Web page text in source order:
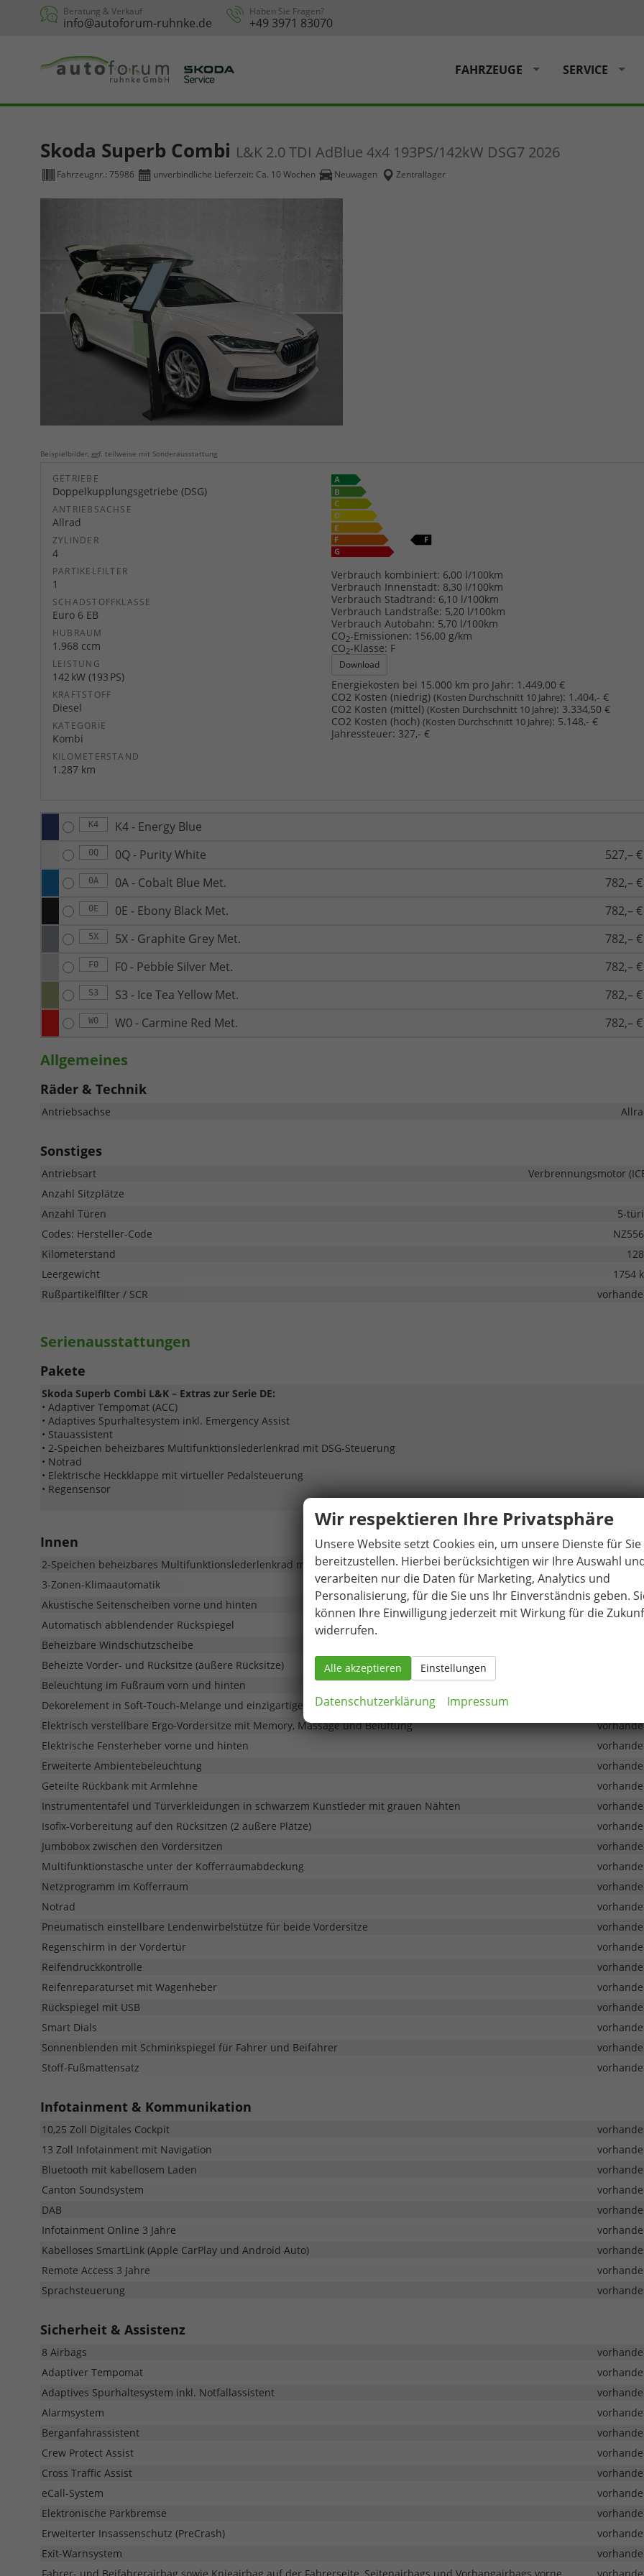
Beratung & Verkauf
info@autoforum-ruhnke.de
Haben Sie Fragen?
+49 3971 83070
FAHRZEUGE SERVICE
Skoda Superb Combi L&K 2.0 TDI AdBlue 4x4 193PS/142kW DSG7 2026
Fahrzeugnr.: 75986 unverbindliche Lieferzeit: Ca. 10 Wochen Neuwagen Zentrallager
Beispielbilder, ggf. teilweise mit Sonderausstattung
GETRIEBE
Doppelkupplungsgetriebe (DSG)
ANTRIEBSACHSE
Allrad
ZYLINDER
4
PARTIKELFILTER
1
SCHADSTOFFKLASSE
Euro 6 EB
HUBRAUM
1.968 ccm
LEISTUNG
142 kW (193 PS)
KRAFTSTOFF
Diesel
KATEGORIE
Kombi
KILOMETERSTAND
1.287 km
Verbrauch kombiniert: 6,00 l/100km
Verbrauch Innenstadt: 8,30 l/100km
Verbrauch Stadtrand: 6,10 l/100km
Verbrauch Landstraße: 5,20 l/100km
Verbrauch Autobahn: 5,70 l/100km
CO2-Emissionen: 156,00 g/km
CO2-Klasse: F
Download
Energiekosten bei 15.000 km pro Jahr: 1.449,00 €
CO2 Kosten (niedrig) (Kosten Durchschnitt 10 Jahre): 1.404,- €
CO2 Kosten (mittel) (Kosten Durchschnitt 10 Jahre): 3.334,50 €
CO2 Kosten (hoch) (Kosten Durchschnitt 10 Jahre): 5.148,- €
Jahressteuer: 327,- €
K4 K4 - Energy Blue
0Q 0Q - Purity White 527,– €
0A 0A - Cobalt Blue Met. 782,– €
0E 0E - Ebony Black Met. 782,– €
5X 5X - Graphite Grey Met. 782,– €
F0 F0 - Pebble Silver Met. 782,– €
S3 S3 - Ice Tea Yellow Met. 782,– €
W0 W0 - Carmine Red Met. 782,– €
Allgemeines
Räder & Technik
Antriebsachse
Sonstiges
Antriebsart
Verbrennungsmotor
Anzahl Sitzplätze
Anzahl Türen
5-
Codes: Hersteller-Code
Kilometerstand
Leergewicht
1754
Rußpartikelfilter / SCR
Serienausstattungen
Pakete
Skoda Superb Combi L&K – Extras zur Serie DE:
• Adaptiver Tempomat (ACC)
• Adaptives Spurhaltesystem inkl. Emergency Assist
• Stauassistent
• 2-Speichen beheizbares Multifunktionslederlenkrad mit DSG-Steuerung
• Notrad
• Elektrische Heckklappe mit virtueller Pedalsteuerung
• Regensensor
Innen
2-Speichen beheizbares Multifunktionslederlenkrad mit DSG-Steuerung
3-Zonen-Klimaautomatik
vorhanden
Akustische Seitenscheiben vorne und hinten
Automatisch abblendender Rückspiegel
Beheizbare Windschutzscheibe
Beheizte Vorder- und Rücksitze (äußere Rücksitze)
Beleuchtung im Fußraum vorn und hinten
Dekorelement in Soft-Touch-Melange und einzigartigem Dunkelchrom-Look
Elektrisch verstellbare Ergo-Vordersitze mit Memory, Massage und Belüftung
Elektrische Fensterheber vorne und hinten
Erweiterte Ambientebeleuchtung
Geteilte Rückbank mit Armlehne
Instrumententafel und Türverkleidungen in schwarzem Kunstleder mit grauen Nähten
Isofix-Vorbereitung auf den Rücksitzen (2 äußere Plätze)
Jumbobox zwischen den Vordersitzen
Multifunktionstasche unter der Kofferraumabdeckung
Netzprogramm im Kofferraum
Notrad
Pneumatisch einstellbare Lendenwirbelstütze für beide Vordersitze
Regenschirm in der Vordertür
Reifendruckkontrolle
Reifenreparaturset mit Wagenheber
Rückspiegel mit USB
Smart Dials
Sonnenblenden mit Schminkspiegel für Fahrer und Beifahrer
Stoff-Fußmattensatz
Infotainment & Kommunikation
10,25 Zoll Digitales Cockpit
13 Zoll Infotainment mit Navigation
Bluetooth mit kabellosem Laden
Canton Soundsystem
DAB
Infotainment Online 3 Jahre
Kabelloses SmartLink (Apple CarPlay und Android Auto)
Remote Access 3 Jahre
Sprachsteuerung
Sicherheit & Assistenz
8 Airbags
Adaptiver Tempomat
Adaptives Spurhaltesystem inkl. Notfallassistent
Alarmsystem
Berganfahrassistent
Crew Protect Assist
Cross Traffic Assist
eCall-System
Elektronische Parkbremse
Erweiterter Insassenschutz (PreCrash)
Exit-Warnsystem
Wir respektieren Ihre Privatsphäre
Unsere Website setzt Cookies ein, um unsere Dienste für Sie
bereitzustellen. Hierbei berücksichtigen wir Ihre Auswahl
verarbeiten nur die Daten für Marketing, Analytics und
Personalisierung, für die Sie uns Ihr Einverständnis geben.
können Ihre Einwilligung jederzeit mit Wirkung für die
widerrufen.
Alle akzeptieren Einstellungen
Datenschutzerklärung Impressum